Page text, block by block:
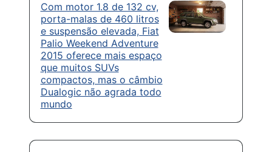
Com motor 1.8 de 132 cv,
porta-malas de 460 litros
e suspensão elevada, Fiat
Palio Weekend Adventure
2015 oferece mais espaço
que muitos SUVs
compactos, mas o câmbio
Dualogic não agrada todo
mundo